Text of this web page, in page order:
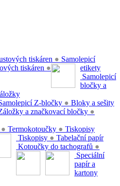
tiskáren ●
tiskáren ●
Samolepicí
etikety
Samolepicí
bločky a
Z-bločky ●
a značkovací bločky ●
Bloky a sešity
● Termokotoučky ● Tiskopisy
Tiskopisy ●
Kotoučky do tachografů ●
Tabelační papír
Speciální
papír a
kartony